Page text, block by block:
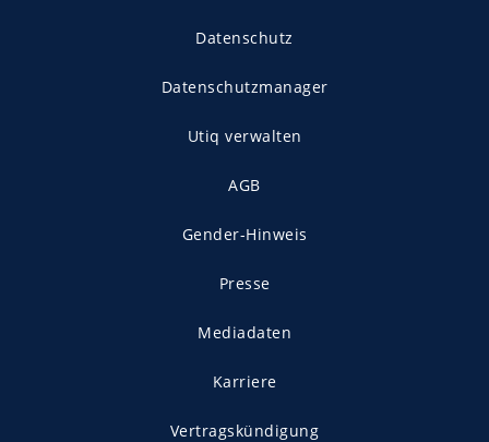
Datenschutz
Datenschutzmanager
Utiq verwalten
AGB
Gender-Hinweis
Presse
Mediadaten
Karriere
Vertragskündigung